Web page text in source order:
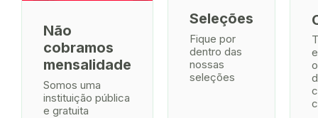
Não
cobramos
mensalidade
Somos uma
instituição pública
e gratuita
Seleções
Fique por
dentro das
nossas
seleções